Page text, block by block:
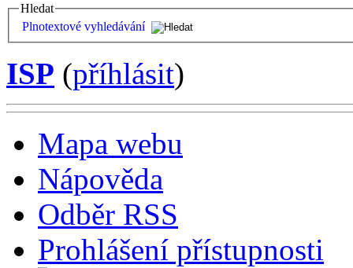
Hledat
Plnotextové vyhledávání
ISP (příhlásit)
Mapa webu
Nápověda
Odběr RSS
Prohlášení přístupnosti